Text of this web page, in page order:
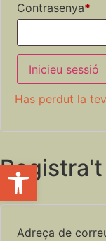
Obre la barra d'eines
Contrasenya*
Inicieu sessió
Has perdut la
Registra't
Adreça de